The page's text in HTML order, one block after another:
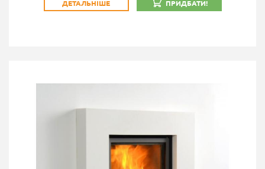
ДЕТАЛЬНІШЕ ПРИДБАТИ!